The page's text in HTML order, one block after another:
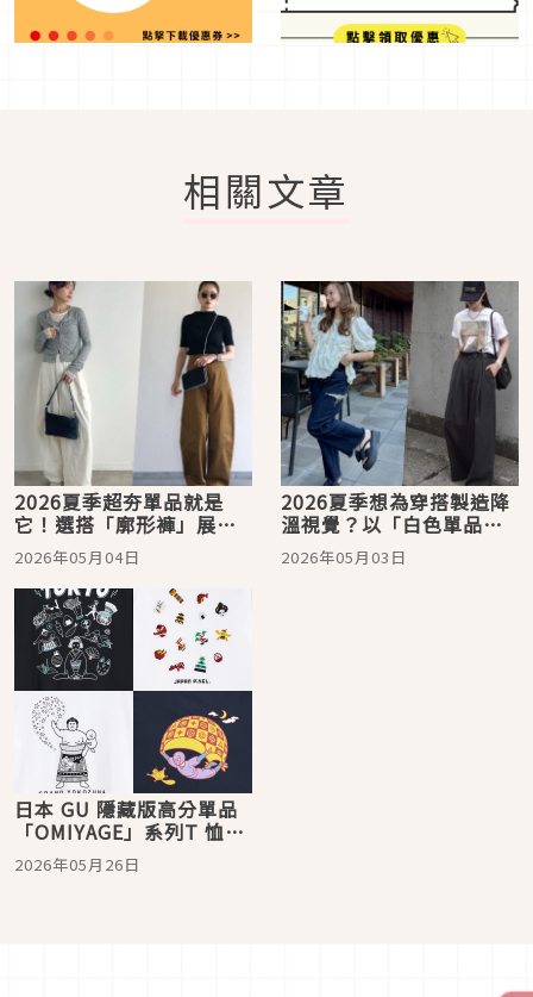
相關文章
2026夏季超夯單品就是
它！選搭「廓形褲」展現
日系率性休閒氣息
2026年05月04日
2026夏季想為穿搭製造降
溫視覺？以「白色單品」
營造舒適好感度
2026年05月03日
日本 GU 隱藏版高分單品
「OMIYAGE」系列T 恤！
藝術聯名 x 無性別穿搭 x
高CP值
2026年05月26日